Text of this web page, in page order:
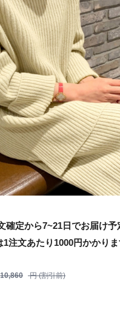
確定から7~21日でお届け予
1注文あたり 1000円かかり
10,860 円 (割引前)